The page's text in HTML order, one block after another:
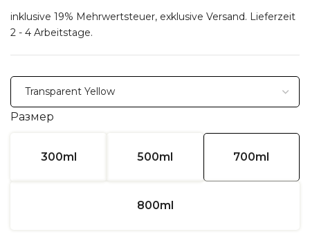
inklusive 19% Mehrwertsteuer, exklusive Versand. Lieferzeit
2 - 4 Arbeitstage.
Размер
300ml 500ml 700ml
800ml